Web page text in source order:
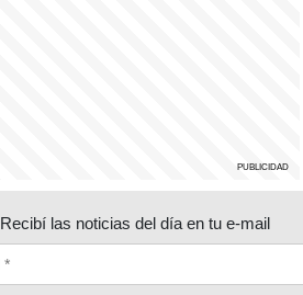
Recibí las noticias del día en tu e-mail